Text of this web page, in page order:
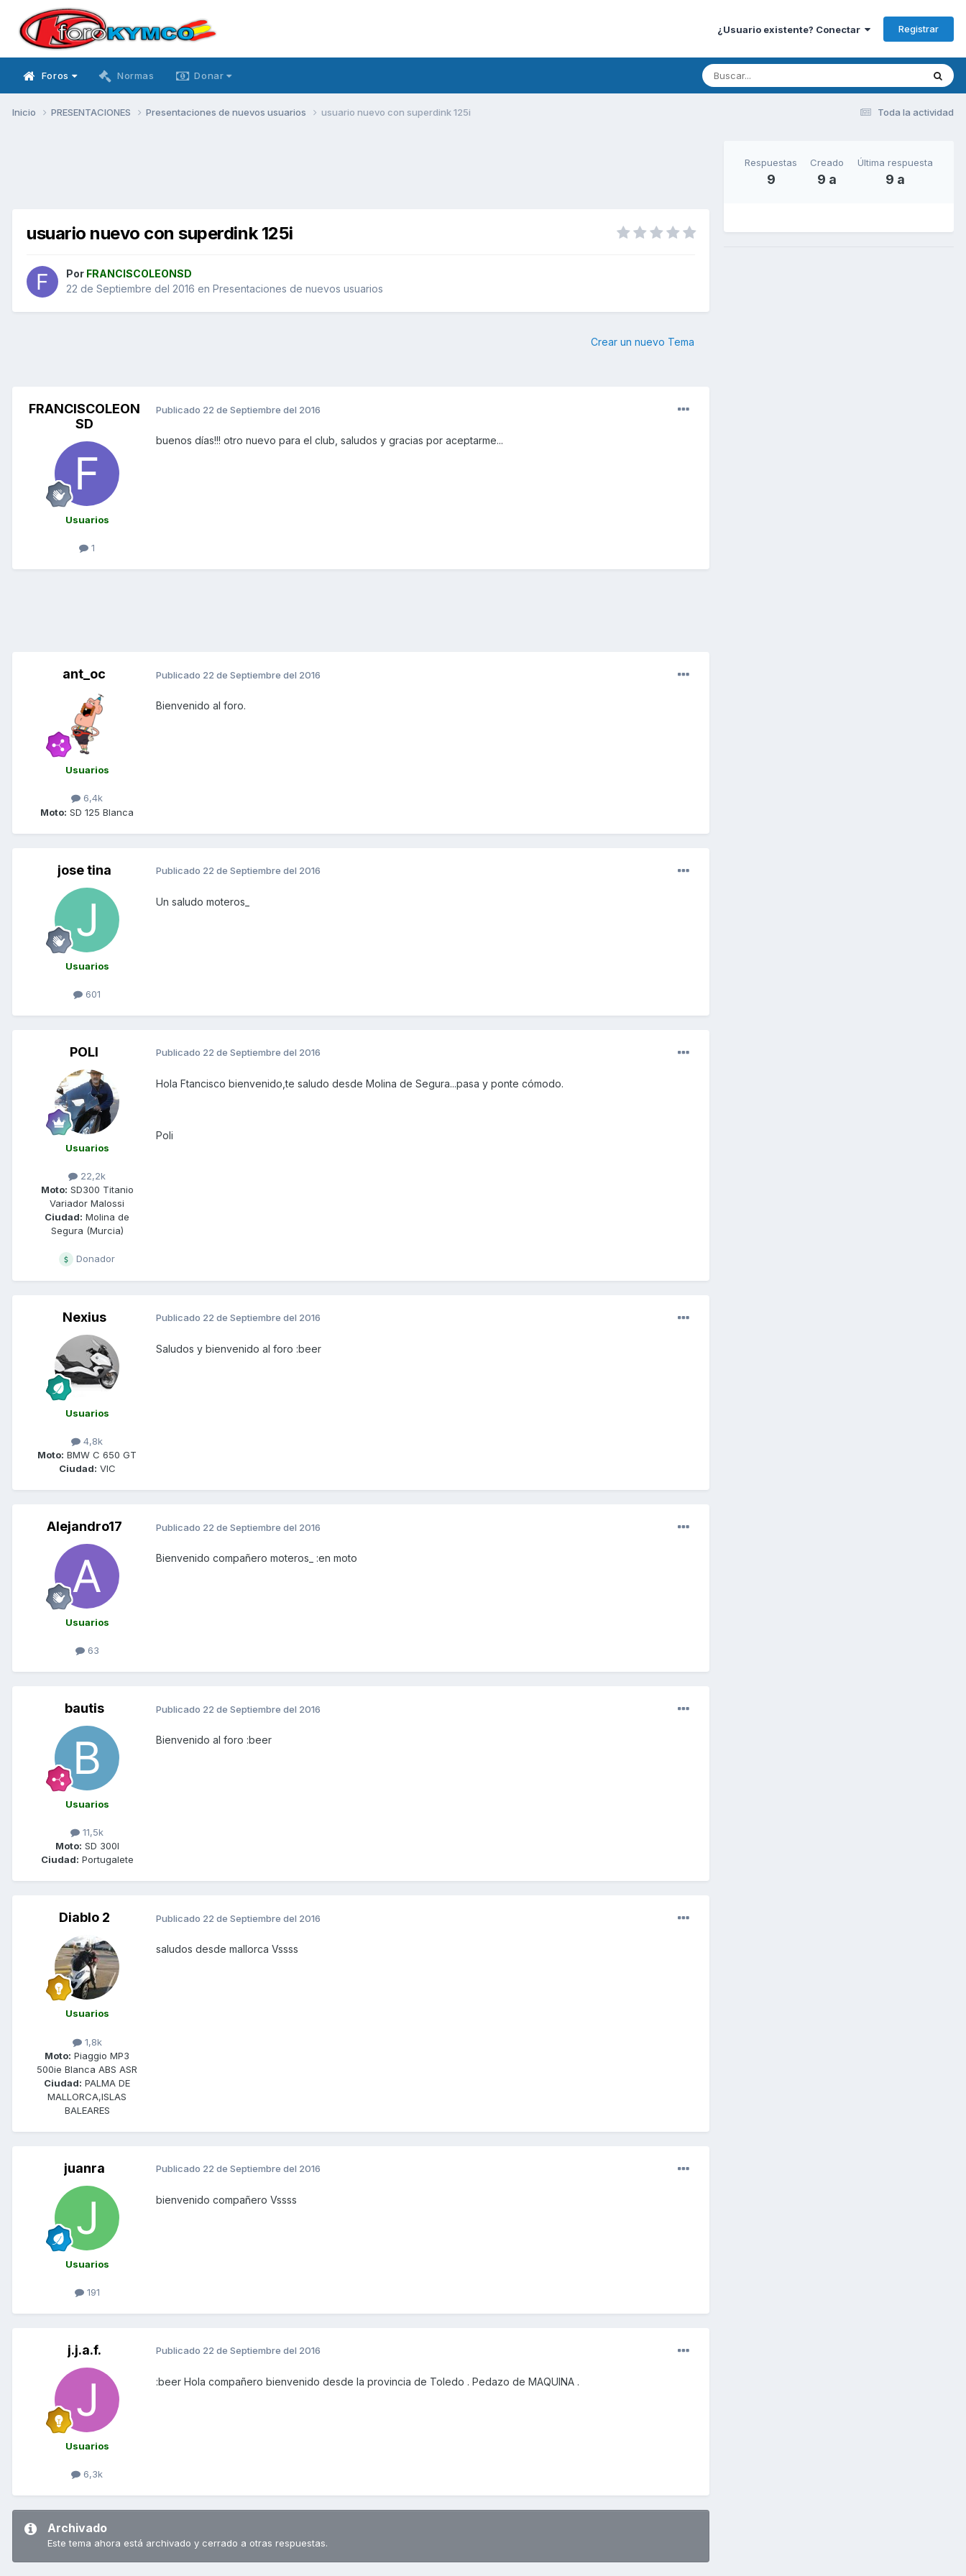
¿Usuario existente? Conectar Registrar
Foros Normas Donar
Toda la actividad
Inicio PRESENTACIONES Presentaciones de nuevos usuarios usuario nuevo con superdink 125i
usuario nuevo con superdink 125i
Por FRANCISCOLEONSD
22 de Septiembre del 2016 en Presentaciones de nuevos usuarios
Crear un nuevo Tema
FRANCISCOLEON
SD
Usuarios
1
Publicado 22 de Septiembre del 2016
buenos días!!! otro nuevo para el club, saludos y gracias por aceptarme...
ant_oc
Usuarios
6,4k
Moto: SD 125 Blanca
Publicado 22 de Septiembre del 2016
Bienvenido al foro.
jose tina
Usuarios
601
Publicado 22 de Septiembre del 2016
Un saludo moteros_
POLI
Usuarios
22,2k
Moto: SD300 Titanio
Variador Malossi
Ciudad: Molina de
Segura (Murcia)
Donador
Publicado 22 de Septiembre del 2016
Hola Ftancisco bienvenido,te saludo desde Molina de Segura...pasa y ponte cómodo.
Poli
Nexius
Usuarios
4,8k
Moto: BMW C 650 GT
Ciudad: VIC
Publicado 22 de Septiembre del 2016
Saludos y bienvenido al foro :beer
Alejandro17
Usuarios
63
Publicado 22 de Septiembre del 2016
Bienvenido compañero moteros_ :en moto
bautis
Usuarios
11,5k
Moto: SD 300I
Ciudad: Portugalete
Publicado 22 de Septiembre del 2016
Bienvenido al foro :beer
Diablo 2
Usuarios
1,8k
Moto: Piaggio MP3
500ie Blanca ABS ASR
Ciudad: PALMA DE
MALLORCA,ISLAS
BALEARES
Publicado 22 de Septiembre del 2016
saludos desde mallorca Vssss
juanra
Usuarios
191
Publicado 22 de Septiembre del 2016
bienvenido compañero Vssss
j.j.a.f.
Usuarios
6,3k
Publicado 22 de Septiembre del 2016
:beer Hola compañero bienvenido desde la provincia de Toledo . Pedazo de MAQUINA .
Archivado
Este tema ahora está archivado y cerrado a otras respuestas.
Respuestas
9
Creado
9 a
Última respuesta
9 a